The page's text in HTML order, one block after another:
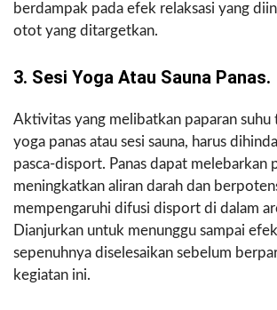
berdampak pada efek relaksasi yang
otot yang ditargetkan.
3. Sesi Yoga Atau Sauna Panas.
Aktivitas yang melibatkan paparan suhu
yoga panas atau sesi sauna, harus
pasca-disport. Panas dapat melebarkan
meningkatkan aliran darah dan
mempengaruhi difusi disport di dalam
Dianjurkan untuk menunggu sampai
sepenuhnya diselesaikan sebelum
kegiatan ini.